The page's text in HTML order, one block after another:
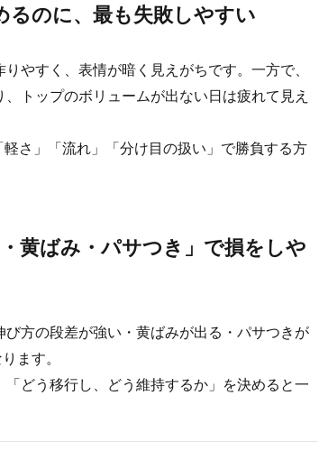
るのに、最も失敗しやすい
やすく、表情が暗く見えがちです。一方で、
トップのボリュームが出ない日は疲れて見え
さ」「流れ」「分け目の扱い」で勝負する方
黄ばみ・パサつき」で損をしや
方の段差が強い・黄ばみが出る・パサつきが
ます。
どう移行し、どう維持するか」を決めると一